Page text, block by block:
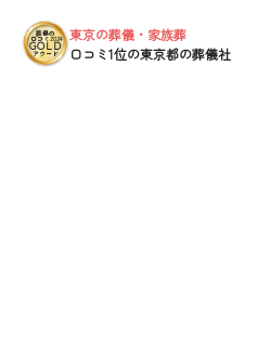
葬儀の
口コミ2024
GOLD
アワード
東京の葬儀・家族葬
口コミ1位の東京都の葬儀社